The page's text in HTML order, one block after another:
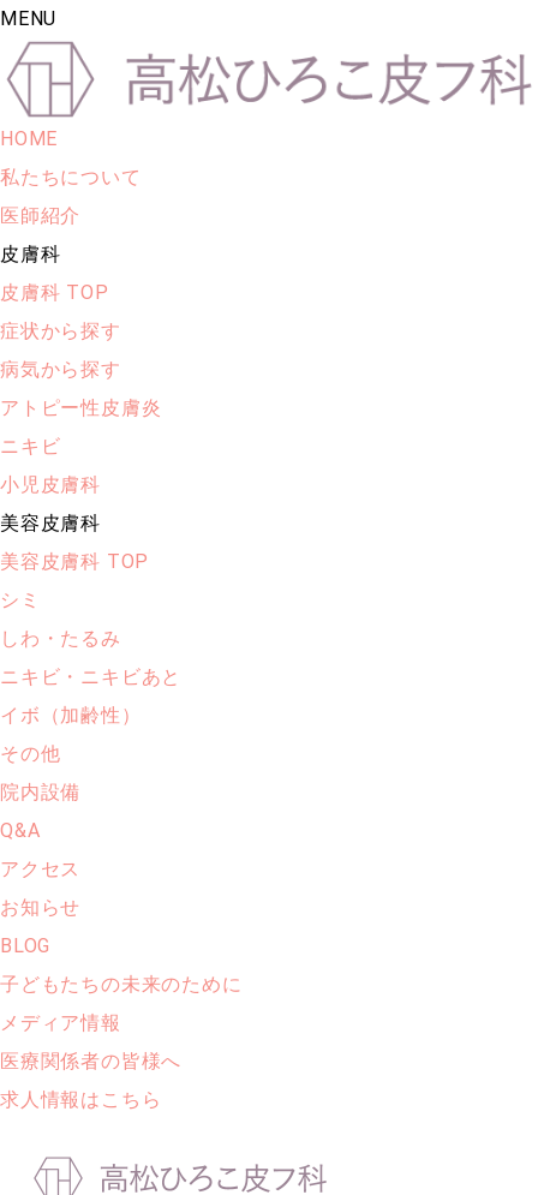
MENU
HOME
私たちについて
医師紹介
皮膚科
皮膚科 TOP
症状から探す
病気から探す
アトピー性皮膚炎
ニキビ
小児皮膚科
美容皮膚科
美容皮膚科 TOP
シミ
しわ・たるみ
ニキビ・ニキビあと
イボ（加齢性）
その他
院内設備
Q&A
アクセス
お知らせ
BLOG
子どもたちの未来のために
メディア情報
医療関係者の皆様へ
求人情報はこちら